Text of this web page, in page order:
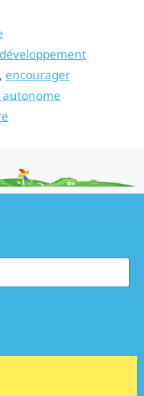
développement
, encourager